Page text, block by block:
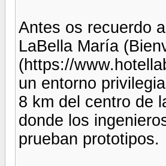
Antes os recuerdo
LaBella María
(https://
un entorno
8 km del centro de
donde los
prueban prototipos.